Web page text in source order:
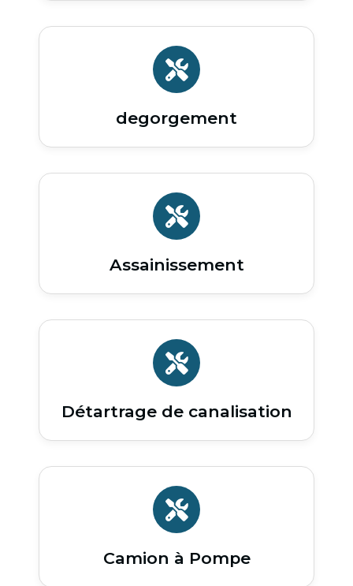
degorgement
Assainissement
Détartrage de canalisation
Camion à Pompe